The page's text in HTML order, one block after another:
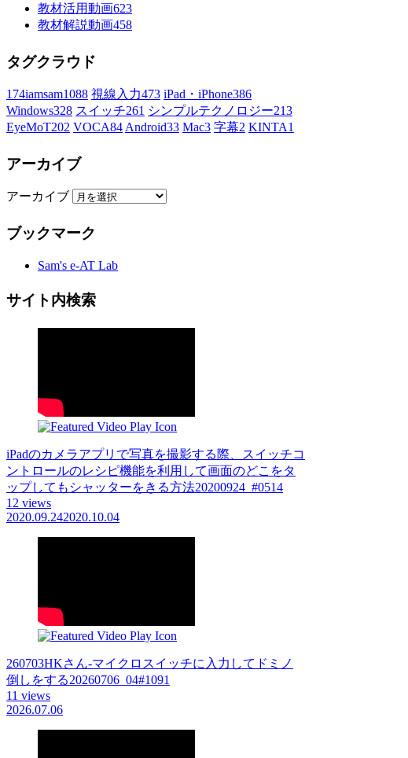
教材活用動画623
教材解説動画458
タグクラウド
174iamsam1088 視線入力473 iPad・iPhone386
Windows328 スイッチ261 シンプルテクノロジー213
EyeMoT202 VOCA84 Android33 Mac3 字幕2 KINTA1
アーカイブ
アーカイブ
ブックマーク
Sam's e-AT Lab
サイト内検索
iPadのカメラアプリで写真を撮影する際、スイッチコ
ントロールのレシピ機能を利用して画面のどこをタ
ップしてもシャッターをきる方法20200924_#0514
12 views
2020.09.242020.10.04
260703HKさん-マイクロスイッチに入力してドミノ
倒しをする20260706_04#1091
11 views
2026.07.06